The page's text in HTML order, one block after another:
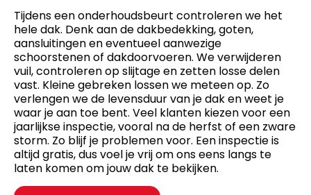
Tijdens een onderhoudsbeurt controleren we het
hele dak. Denk aan de dakbedekking, goten,
aansluitingen en eventueel aanwezige
schoorstenen of dakdoorvoeren. We verwijderen
vuil, controleren op slijtage en zetten losse delen
vast. Kleine gebreken lossen we meteen op. Zo
verlengen we de levensduur van je dak en weet je
waar je aan toe bent. Veel klanten kiezen voor een
jaarlijkse inspectie, vooral na de herfst of een zware
storm. Zo blijf je problemen voor. Een inspectie is
altijd gratis, dus voel je vrij om ons eens langs te
laten komen om jouw dak te bekijken.